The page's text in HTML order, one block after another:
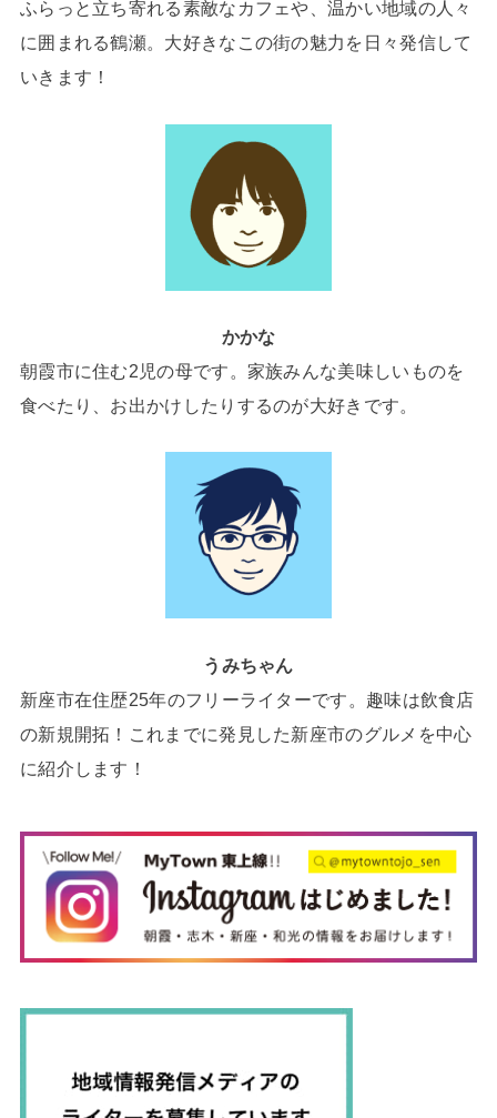
ふらっと立ち寄れる素敵なカフェや、温かい地域の人々
に囲まれる鶴瀬。大好きなこの街の魅力を日々発信して
いきます！
かかな
朝霞市に住む2児の母です。家族みんな美味しいものを
食べたり、お出かけしたりするのが大好きです。
うみちゃん
新座市在住歴25年のフリーライターです。趣味は飲食店
の新規開拓！これまでに発見した新座市のグルメを中心
に紹介します！